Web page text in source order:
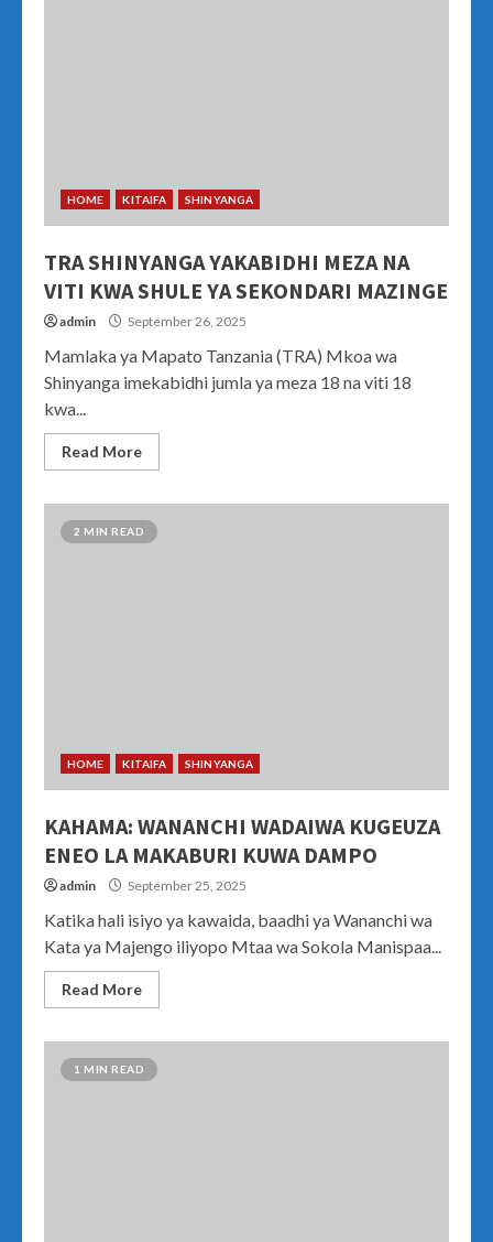
HOME KITAIFA SHINYANGA
TRA SHINYANGA YAKABIDHI MEZA NA
VITI KWA SHULE YA SEKONDARI MAZINGE
admin September 26, 2025
Mamlaka ya Mapato Tanzania (TRA) Mkoa wa
Shinyanga imekabidhi jumla ya meza 18 na viti 18
kwa...
Read More
2 MIN READ
HOME KITAIFA SHINYANGA
KAHAMA: WANANCHI WADAIWA KUGEUZA
ENEO LA MAKABURI KUWA DAMPO
admin September 25, 2025
Katika hali isiyo ya kawaida, baadhi ya Wananchi wa
Kata ya Majengo iliyopo Mtaa wa Sokola Manispaa...
Read More
1 MIN READ